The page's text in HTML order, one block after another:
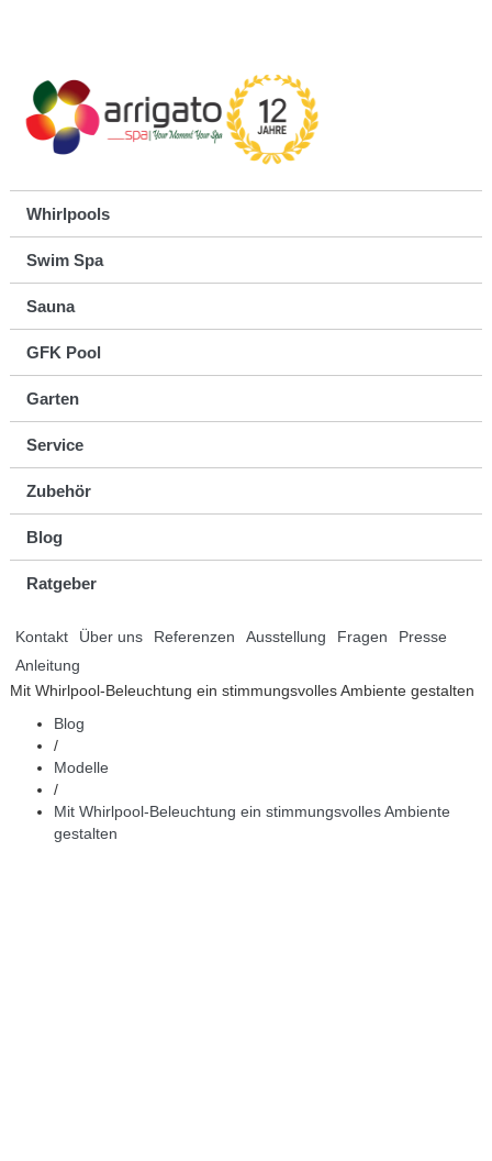
Whirlpools
Swim Spa
Sauna
GFK Pool
Garten
Service
Zubehör
Blog
Ratgeber
Kontakt Über uns Referenzen Ausstellung Fragen
Presse
Anleitung
Mit Whirlpool-Beleuchtung ein stimmungsvolles Ambiente gestalten
Blog
/
Modelle
/
Mit Whirlpool-Beleuchtung ein stimmungsvolles Ambiente
gestalten